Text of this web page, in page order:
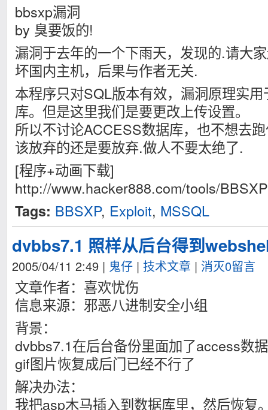
bbsxp漏洞
by 臭要饭的!
漏洞于去年的一个下雨天，发现的.请大
坏国内主机，后果与作者无关.
本程序只对SQL版本有效，漏洞原理实
库。但是这里我们是要更改上传设置。
所以不讨论ACCESS数据库，也不想去
该放弃的还是要放弃.做人不要太绝了.
[程序+动画下载]
http://www.hacker888.com/tools/
Tags: BBSXP, Exploit, MSSQL
dvbbs7.1 照样从后台得到
2005/04/11 2:49 | 鬼仔 | 技术文章 | 消灭0留言
文章作者：喜欢忧伤
信息来源：邪恶八进制安全小组
背景：
dvbbs7.1在后台备份里面加了access数
gif图片恢复成后门已经不行了
解决办法：
我把asp木马插入到数据库里，然后恢复